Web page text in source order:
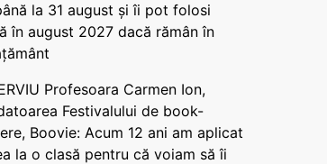
la 31 august și îi pot folosi
în august 2027 dacă rămân în
Profesoara Carmen Ion,
Festivalului de book-
Boovie: Acum 12 ani am aplicat
la o clasă pentru că voiam să îi